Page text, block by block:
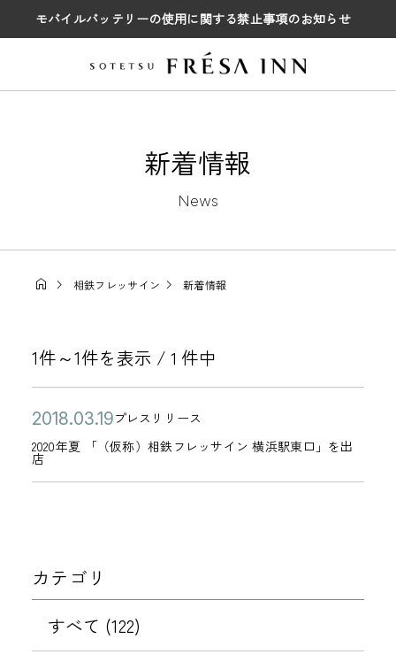
モバイルバッテリーの使用に関する禁止事項のお知らせ
新着情報
News
相鉄フレッサイン 新着情報
1件～1件を表示 / 1 件中
2020年夏 「（仮称）相鉄フレッサイン 横浜駅東口」を出
店
公
開
日
2
0
1
3
月
9
カ
テ
ゴ
プレスリリース
2
0
2
「
（
仮
称
カテゴリ
すべて (122)